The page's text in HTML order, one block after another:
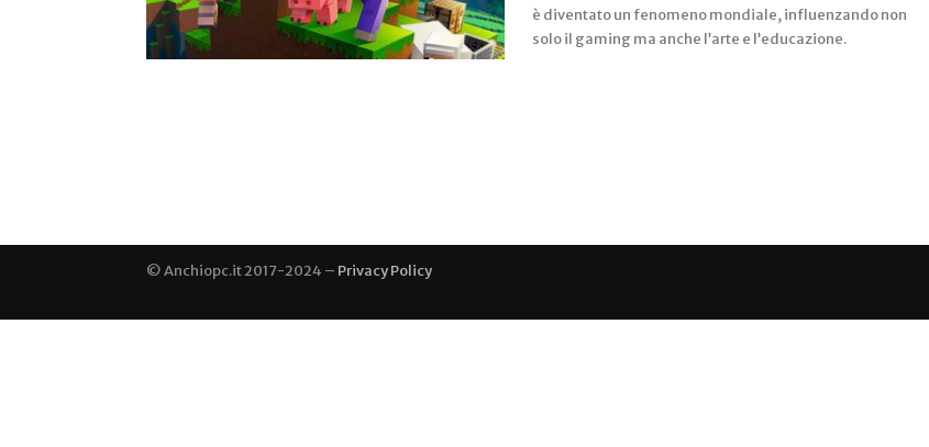
è diventato un fenomeno mondiale, influenzando non
solo il gaming ma anche l’arte e l’educazione.
© Anchiopc.it 2017-2024 – Privacy Policy